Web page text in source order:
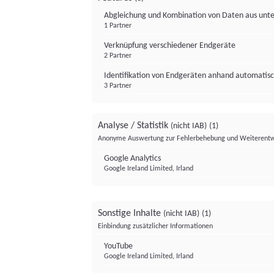
Abgleichung und Kombination von Daten aus
1 Partner
Verknüpfung verschiedener Endgeräte
2 Partner
Identifikation von Endgeräten anhand
3 Partner
Analyse / Statistik (nicht IAB) (1)
Anonyme Auswertung zur Fehlerbehebung und
Google Analytics
Google Ireland Limited, Irland
Sonstige Inhalte (nicht IAB) (1)
Einbindung zusätzlicher Informationen
YouTube
Google Ireland Limited, Irland